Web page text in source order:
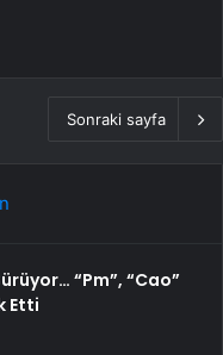
Sonraki sayfa
“Pm”, “Cao”
Etti